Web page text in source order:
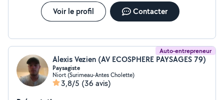
Voir le profil Contacter
Auto-entrepreneur
Alexis Vezien (AV ECOSPHERE PAYSAGES 79)
Paysagiste
Niort (Surimeau-Antes Cholette)
3,8/5 (36 avis)